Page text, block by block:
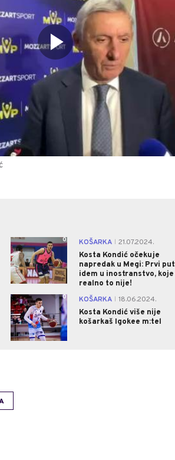
0 KOŠARKA
21.07.2024.
Kosta Kondić očekuje
napredak u Megi: Prvi put
idem u inostranstvo, koje
realno to nije!
0 KOŠARKA
18.06.2024.
Kosta Kondić više nije
košarkaš Igokee m:tel